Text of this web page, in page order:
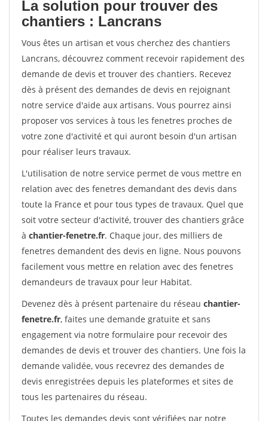
La solution pour trouver des
chantiers : Lancrans
Vous êtes un artisan et vous cherchez des chantiers
Lancrans, découvrez comment recevoir rapidement des
demande de devis et trouver des chantiers. Recevez
dès à présent des demandes de devis en rejoignant
notre service d'aide aux artisans. Vous pourrez ainsi
proposer vos services à tous les fenetres proches de
votre zone d'activité et qui auront besoin d'un artisan
pour réaliser leurs travaux.
L'utilisation de notre service permet de vous mettre en
relation avec des fenetres demandant des devis dans
toute la France et pour tous types de travaux. Quel que
soit votre secteur d'activité, trouver des chantiers grâce
à chantier-fenetre.fr. Chaque jour, des milliers de
fenetres demandent des devis en ligne. Nous pouvons
facilement vous mettre en relation avec des fenetres
demandeurs de travaux pour leur Habitat.
Devenez dès à présent partenaire du réseau chantier-
fenetre.fr, faites une demande gratuite et sans
engagement via notre formulaire pour recevoir des
demandes de devis et trouver des chantiers. Une fois la
demande validée, vous recevrez des demandes de
devis enregistrées depuis les plateformes et sites de
tous les partenaires du réseau.
Toutes les demandes devis sont vérifiées par notre